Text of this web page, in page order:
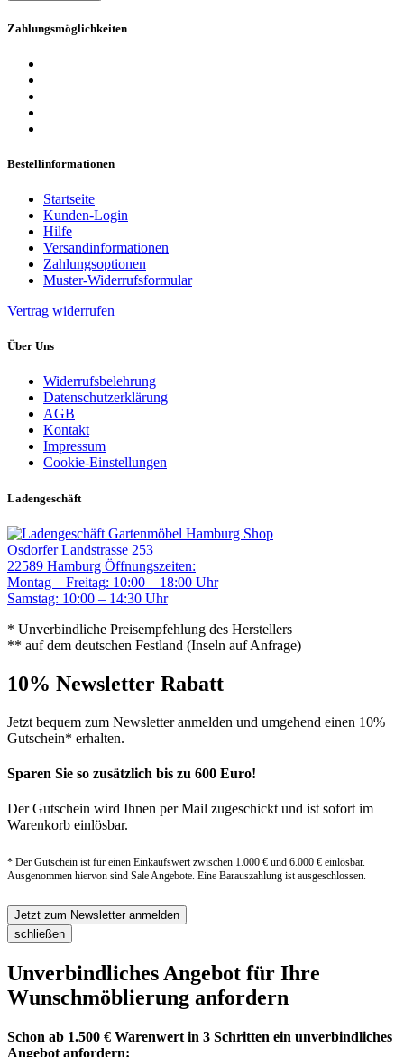
Zahlungsmöglichkeiten
Bestellinformationen
Startseite
Kunden-Login
Hilfe
Versandinformationen
Zahlungsoptionen
Muster-Widerrufsformular
Vertrag widerrufen
Über Uns
Widerrufsbelehrung
Datenschutzerklärung
AGB
Kontakt
Impressum
Cookie-Einstellungen
Ladengeschäft
Gartenmöbel Hamburg Shop
Osdorfer Landstrasse 253
22589 Hamburg Öffnungszeiten:
Montag – Freitag: 10:00 – 18:00 Uhr
Samstag: 10:00 – 14:30 Uhr
* Unverbindliche Preisempfehlung des Herstellers
** auf dem deutschen Festland (Inseln auf Anfrage)
10% Newsletter Rabatt
Jetzt bequem zum Newsletter anmelden und umgehend einen 10%
Gutschein* erhalten.
Sparen Sie so zusätzlich bis zu 600 Euro!
Der Gutschein wird Ihnen per Mail zugeschickt und ist sofort im
Warenkorb einlösbar.
* Der Gutschein ist für einen Einkaufswert zwischen 1.000 € und 6.000 € einlösbar.
Ausgenommen hiervon sind Sale Angebote. Eine Barauszahlung ist ausgeschlossen.
Jetzt zum Newsletter anmelden
schließen
Unverbindliches Angebot für Ihre
Wunschmöblierung anfordern
Schon ab 1.500 € Warenwert in 3 Schritten ein unverbindliches
Angebot anfordern: